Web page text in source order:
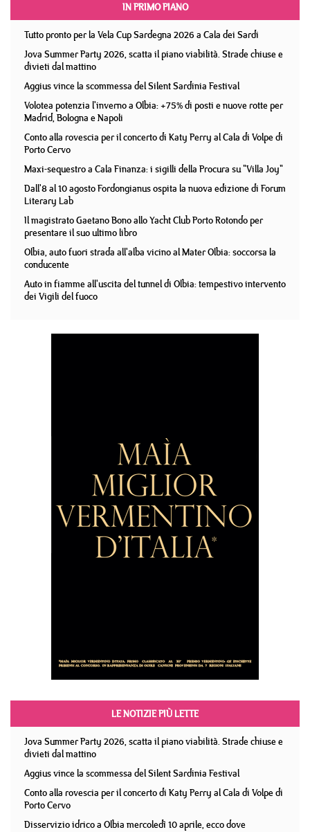
IN PRIMO PIANO
Tutto pronto per la Vela Cup Sardegna 2026 a Cala dei Sardi
Jova Summer Party 2026, scatta il piano viabilità. Strade chiuse e
divieti dal mattino
Aggius vince la scommessa del Silent Sardinia Festival
Volotea potenzia l'inverno a Olbia: +75% di posti e nuove rotte per
Madrid, Bologna e Napoli
Conto alla rovescia per il concerto di Katy Perry al Cala di Volpe di
Porto Cervo
Maxi-sequestro a Cala Finanza: i sigilli della Procura su "Villa Joy"
Dall'8 al 10 agosto Fordongianus ospita la nuova edizione di Forum
Literary Lab
Il magistrato Gaetano Bono allo Yacht Club Porto Rotondo per
presentare il suo ultimo libro
Olbia, auto fuori strada all'alba vicino al Mater Olbia: soccorsa la
conducente
Auto in fiamme all'uscita del tunnel di Olbia: tempestivo intervento
dei Vigili del fuoco
LE NOTIZIE PIÙ LETTE
Jova Summer Party 2026, scatta il piano viabilità. Strade chiuse e
divieti dal mattino
Aggius vince la scommessa del Silent Sardinia Festival
Conto alla rovescia per il concerto di Katy Perry al Cala di Volpe di
Porto Cervo
Disservizio idrico a Olbia mercoledì 10 aprile, ecco dove